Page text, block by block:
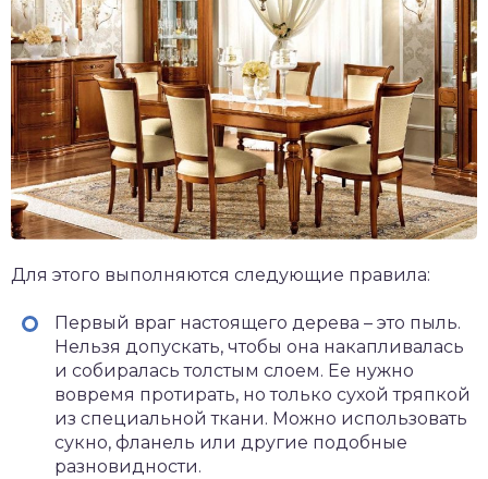
Для этого выполняются следующие правила:
Первый враг настоящего дерева – это пыль.
Нельзя допускать, чтобы она накапливалась
и собиралась толстым слоем. Ее нужно
вовремя протирать, но только сухой тряпкой
из специальной ткани. Можно использовать
сукно, фланель или другие подобные
разновидности.